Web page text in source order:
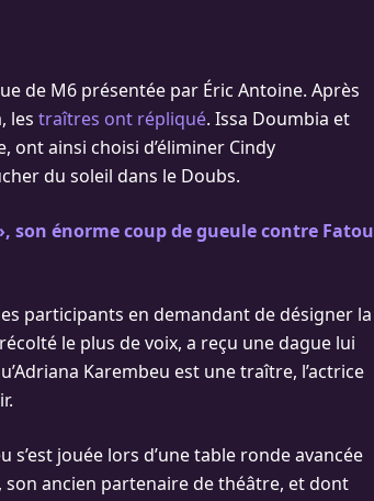
de M6 présentée par Éric Antoine. Après
les traîtres ont répliqué. Issa Doumbia et
ont ainsi choisi d’éliminer Cindy
du soleil dans le Doubs.
son énorme coup de gueule contre Fatou
participants en demandant de désigner la
le plus de voix, a reçu une dague lui
Karembeu est une traître, l’actrice
s’est jouée lors d’une table ronde avancée
, son ancien partenaire de théâtre, et dont